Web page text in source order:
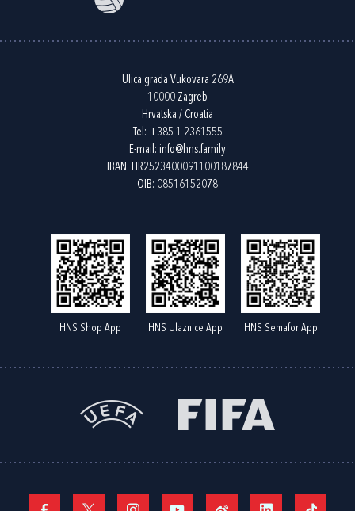
Ulica grada Vukovara 269A
10000 Zagreb
Hrvatska / Croatia
Tel: +385 1 2361555
E-mail: info@hns.family
IBAN: HR2523400091100187844
OIB: 08516152078
HNS Shop App HNS Ulaznice App HNS Semafor App